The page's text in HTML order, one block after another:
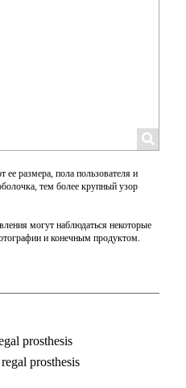
размера, пола пользователя и
тем более крупный узор
могут наблюдаться некоторые
и конечным продуктом.